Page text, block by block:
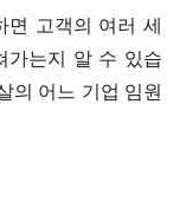
면 고객의 여러 세
가는지 알 수 있습
의 어느 기업 임원